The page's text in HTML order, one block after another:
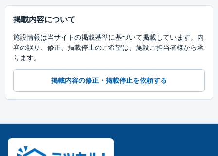
掲載内容について
施設情報は当サイトの掲載基準に基づいて掲載しています。内
容の誤り、修正、掲載停止のご希望は、施設ご担当者様から承
ります。
掲載内容の修正・掲載停止を依頼する